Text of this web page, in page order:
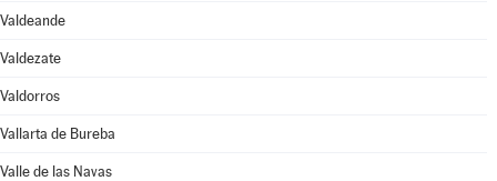
Valdeande
Valdezate
Valdorros
Vallarta de Bureba
Valle de las Navas